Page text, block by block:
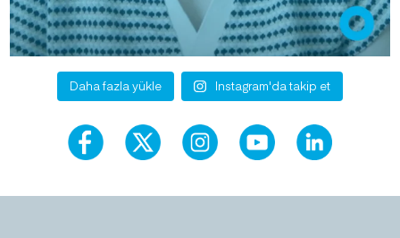
Daha fazla yükle Instagram'da takip et